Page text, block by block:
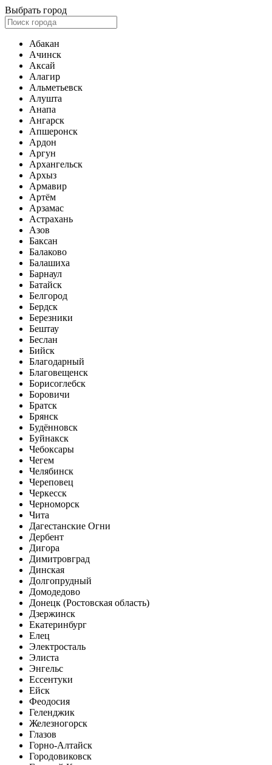
Выбрать город
Абакан
Ачинск
Аксай
Алагир
Альметьевск
Алушта
Анапа
Ангарск
Апшеронск
Ардон
Аргун
Архангельск
Архыз
Армавир
Артём
Арзамас
Астрахань
Азов
Баксан
Балаково
Балашиха
Барнаул
Батайск
Белгород
Бердск
Березники
Бештау
Беслан
Бийск
Благодарный
Благовещенск
Борисоглебск
Боровичи
Братск
Брянск
Будённовск
Буйнакск
Чебоксары
Чегем
Челябинск
Череповец
Черкесск
Черноморск
Чита
Дагестанские Огни
Дербент
Дигора
Димитровград
Динская
Долгопрудный
Домодедово
Донецк (Ростовская область)
Дзержинск
Екатеринбург
Елец
Электросталь
Элиста
Энгельс
Ессентуки
Ейск
Феодосия
Геленджик
Железногорск
Глазов
Горно-Алтайск
Городовиковск